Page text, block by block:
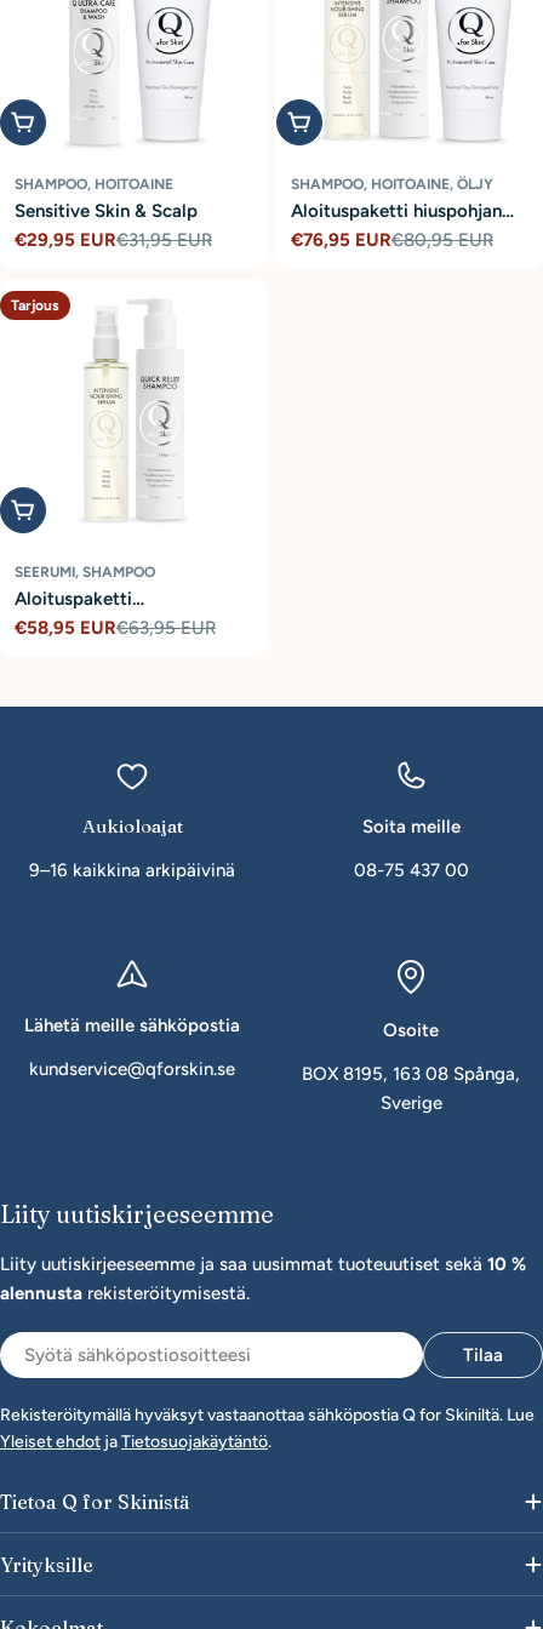
Lisää ostoskoriin
SHAMPOO, HOITOAINE
Sensitive Skin & Scalp
Tarjoushinta
€29,95 EUR
Normaalihinta€31,95 EUR
Lisää ostoskoriin
SHAMPOO, HOITOAINE, ÖLJY
Aloituspaketti hiuspohjan
tasapainoon
Tarjoushinta
€76,95 EUR
Normaalihinta€80,95 EUR
Tarjous
Lisää ostoskoriin
SEERUMI, SHAMPOO
Aloituspaketti
hiuspohjaongelmiin
Tarjoushinta
€58,95 EUR
Normaalihinta€63,95 EUR
Aukioloajat
9–16 kaikkina arkipäivinä
Soita meille
08-75 437 00
Lähetä meille sähköpostia
kundservice@qforskin.se
Osoite
BOX 8195, 163 08 Spånga,
Sverige
Liity uutiskirjeeseemme
Liity uutiskirjeeseemme ja saa uusimmat tuoteuutiset sekä 10 %
alennusta rekisteröitymisestä.
Sähköposti Tilaa
Rekisteröitymällä hyväksyt vastaanottaa sähköpostia Q for Skiniltä. Lue
Yleiset ehdot jaTietosuojakäytäntö.
Tietoa Q for Skinistä
Yrityksille